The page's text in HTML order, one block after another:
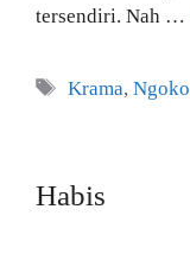
tersendiri. Nah …
Tag
Krama,Ngoko
Habis